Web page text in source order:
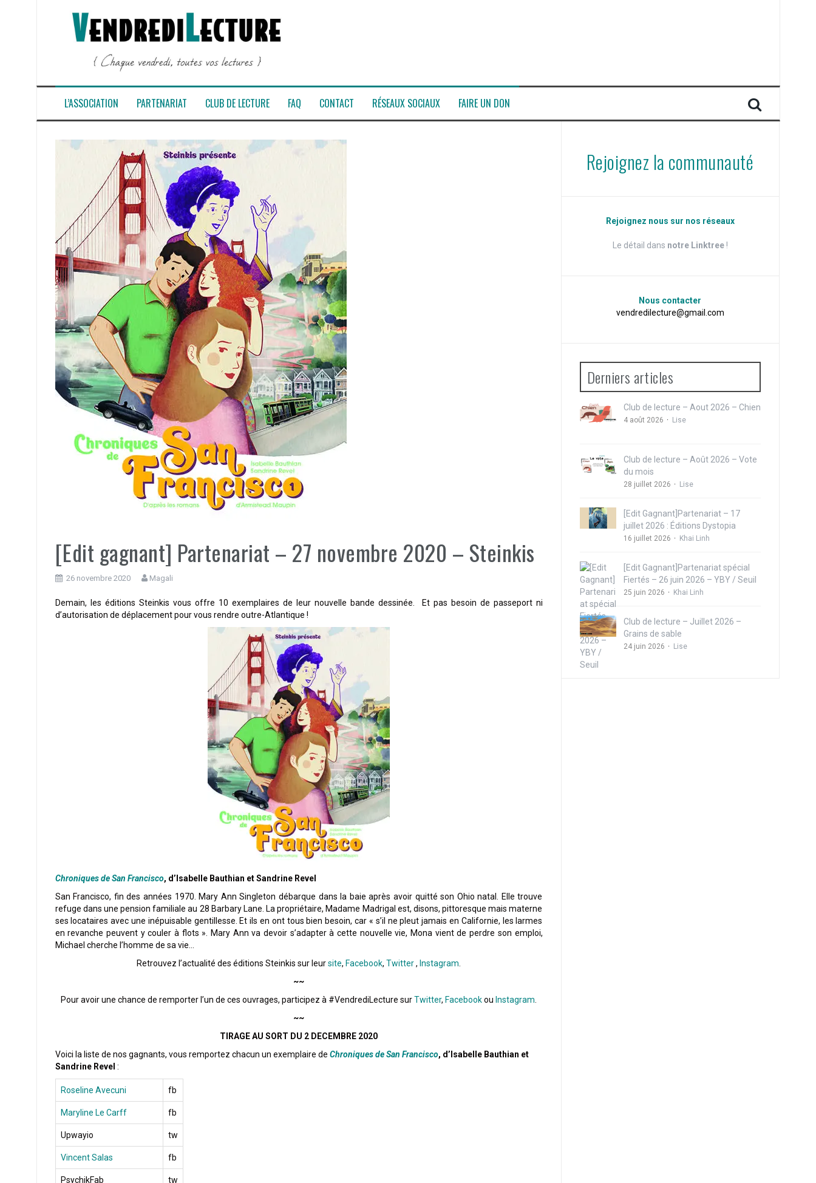
L’ASSOCIATION PARTENARIAT CLUB DE LECTURE FAQ CONTACT RÉSEAUX SOCIAUX FAIRE UN DON
[Edit gagnant] Partenariat – 27 novembre 2020 – Steinkis
26 novembre 2020 Magali
Demain, les éditions Steinkis vous offre 10 exemplaires de leur nouvelle bande dessinée. Et pas besoin de passeport ni
d’autorisation de déplacement pour vous rendre outre-Atlantique !
Chroniques de San Francisco, d’Isabelle Bauthian et Sandrine Revel
San Francisco, fin des années 1970. Mary Ann Singleton débarque dans la baie après avoir quitté son Ohio natal. Elle trouve
refuge dans une pension familiale au 28 Barbary Lane. La propriétaire, Madame Madrigal est, disons, pittoresque mais materne
ses locataires avec une inépuisable gentillesse. Et ils en ont tous bien besoin, car « s’il ne pleut jamais en Californie, les larmes
en revanche peuvent y couler à flots ». Mary Ann va devoir s’adapter à cette nouvelle vie, Mona vient de perdre son emploi,
Michael cherche l’homme de sa vie…
Retrouvez l’actualité des éditions Steinkis sur leursite, Facebook, Twitter, Instagram
~~
Pour avoir une chance de remporter l’un de ces ouvrages, participez à #VendrediLecture surTwitter, Facebookou Instagram
~~
TIRAGE AU SORT DU 2 DECEMBRE 2020
Voici la liste de nos gagnants, vous remportez chacun un exemplaire de Chroniques de San Francisco, d’Isabelle Bauthian et
Sandrine Revel :
Roseline Avecuni fb
Maryline Le Carff fb
Upwayio tw
Vincent Salas fb
PsychikFab tw
Rejoignez la communauté
Rejoignez nous sur nos réseaux
Le détail dans notre Linktree!
Nous contacter
vendredilecture@gmail.com
Derniers articles
Club de lecture – Aout 2026 – Chien
4 août 2026 Lise
Club de lecture – Août 2026 – Vote
du mois
28 juillet 2026 Lise
[Edit Gagnant]Partenariat – 17
juillet 2026 : Éditions Dystopia
16 juillet 2026 Khai Linh
[Edit Gagnant]Partenariat spécial
Fiertés – 26 juin 2026 – YBY / Seuil
25 juin 2026 Khai Linh
Club de lecture – Juillet 2026 –
Grains de sable
24 juin 2026 Lise